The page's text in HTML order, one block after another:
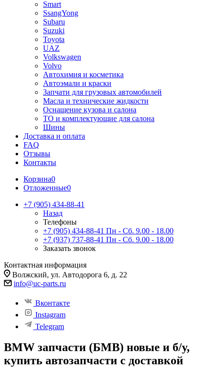
Smart
SsangYong
Subaru
Suzuki
Toyota
UAZ
Volkswagen
Volvo
Автохимия и косметика
Автоэмали и краски
Запчати для грузовых автомобилей
Масла и технические жидкости
Оснащение кузова и салона
ТО и комплектующие для салона
Шины
Доставка и оплата
FAQ
Отзывы
Контакты
Корзина0
Отложенные0
+7 (905) 434-88-41
Назад
Телефоны
+7 (905) 434-88-41 Пн - Сб. 9.00 - 18.00
+7 (937) 737-88-41 Пн - Сб. 9.00 - 18.00
Заказать звонок
Контактная информация
Волжский, ул. Автодорога 6, д. 22
info@uc-parts.ru
Вконтакте
Instagram
Telegram
BMW запчасти (БМВ) новые и б/у,
купить автозапчасти с доставкой